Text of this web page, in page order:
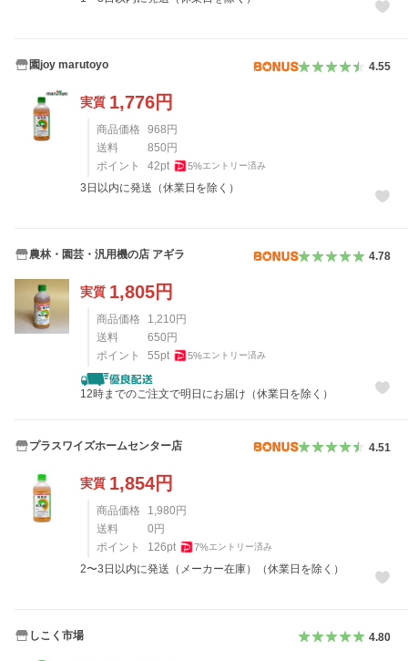
園joy marutoyo 4.55
実質 1,776円
商品価格 968 円
送料
850 円
ポイント
42pt 5%エントリー済み
3日以内に発送（休業日を除く）
農林・園芸・汎用機の店 アギラ 4.78
実質 1,805円
商品価格 1,210 円
送料
650 円
ポイント
55pt 5%エントリー済み
12時までのご注文で明日にお届け（休業日を除く）
プラスワイズホームセンター店 4.51
実質 1,854円
商品価格 1,980円
送料
0円
ポイント
126pt 7%エントリー済み
2〜3日以内に発送（メーカー在庫）（休業日を除く）
しこく市場 4.80